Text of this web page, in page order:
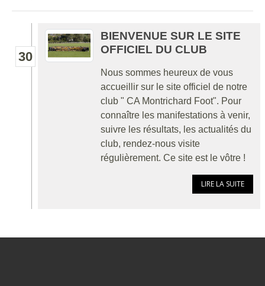
30
BIENVENUE SUR LE SITE
OFFICIEL DU CLUB
Nous sommes heureux de vous
accueillir sur le site officiel de notre
club " CA Montrichard Foot". Pour
connaître les manifestations à venir,
suivre les résultats, les actualités du
club, rendez-nous visite
régulièrement. Ce site est le vôtre !
LIRE LA SUITE